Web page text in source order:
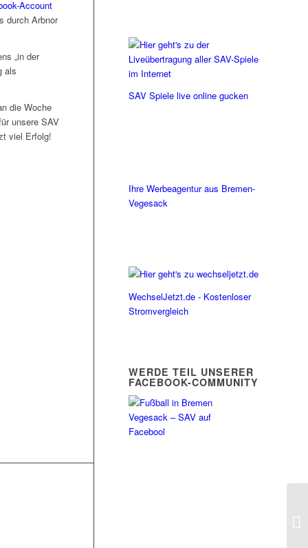
Account
durch Arbnor
„in der
als
die Woche
unsere SAV
viel Erfolg!
SAV Spiele live online gucken
Ihre Werbeagentur aus Bremen-
Vegesack
WechselJetzt.de - Kostenloser
Stromvergleich
WERDE TEIL UNSERER
FACEBOOK-COMMUNITY